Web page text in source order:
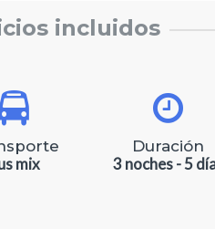
incluidos
mix
Duración
3 noches - 5